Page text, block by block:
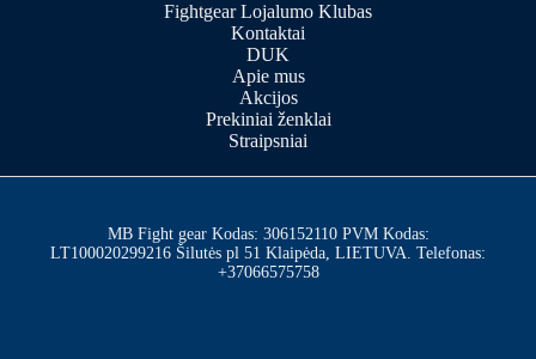
Fightgear Lojalumo Klubas
Kontaktai
DUK
Apie mus
Akcijos
Prekiniai ženklai
Straipsniai
MB Fight gear Kodas: 306152110 PVM Kodas:
LT100020299216 Šilutės pl 51 Klaipėda, LIETUVA. Telefonas:
+37066575758